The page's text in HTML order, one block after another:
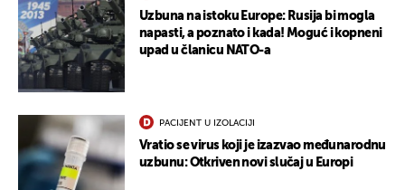
Uzbuna na istoku Europe: Rusija bi mogla
napasti, a poznato i kada! Moguć i kopneni
upad u članicu NATO-a
PACIJENT U IZOLACIJI
Vratio se virus koji je izazvao međunarodnu
uzbunu: Otkriven novi slučaj u Europi
UKLJUČITE NOTIFIKACIJE